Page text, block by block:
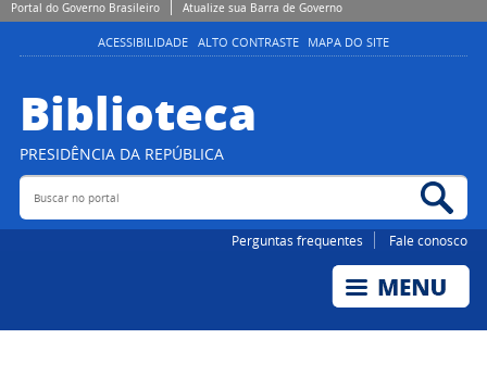
Portal do Governo Brasileiro Atualize sua Barra de Governo
ACESSIBILIDADE ALTO CONTRASTE MAPA DO SITE
Biblioteca
PRESIDÊNCIA DA REPÚBLICA
Buscar no portal
Perguntas frequentes Fale conosco